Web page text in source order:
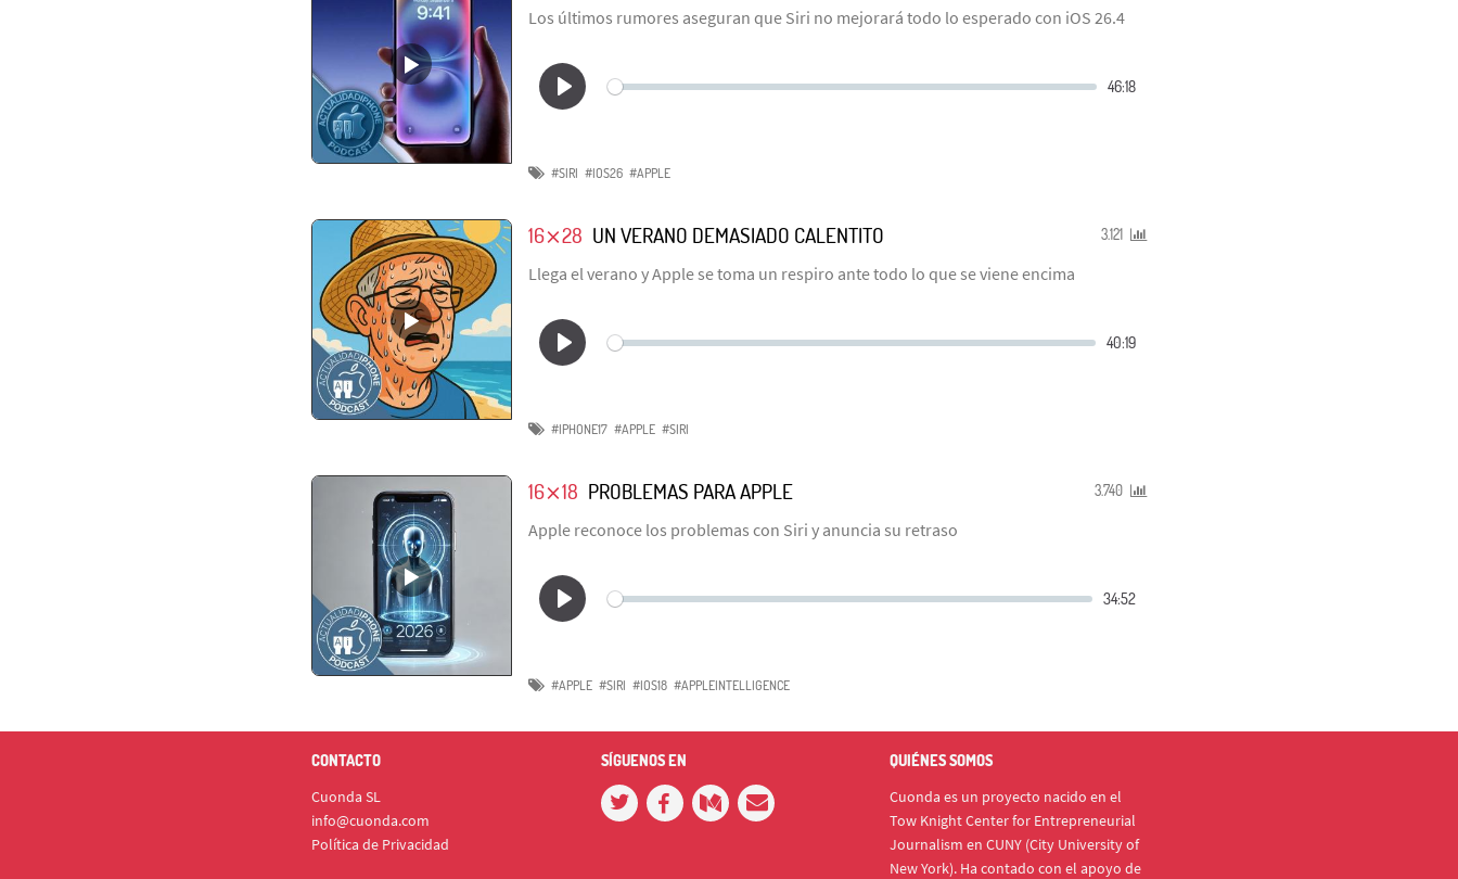
Los últimos rumores aseguran que Siri no mejorará todo lo esperado con iOS 26.4
#SIRI #IOS26 #APPLE
3.121
16⨯28 UN VERANO DEMASIADO CALENTITO
Llega el verano y Apple se toma un respiro ante todo lo que se viene encima
#IPHONE17 #APPLE #SIRI
3.740
16⨯18 PROBLEMAS PARA APPLE
Apple reconoce los problemas con Siri y anuncia su retraso
#APPLE #SIRI #IOS18 #APPLEINTELLIGENCE
CONTACTO
Cuonda SL
info@cuonda.com
Política de Privacidad
SÍGUENOS EN QUIÉNES SOMOS
Cuonda es un proyecto nacido en el
Tow Knight Center for Entrepreneurial
Journalism en CUNY (City University of
New York). Ha contado con el apoyo de